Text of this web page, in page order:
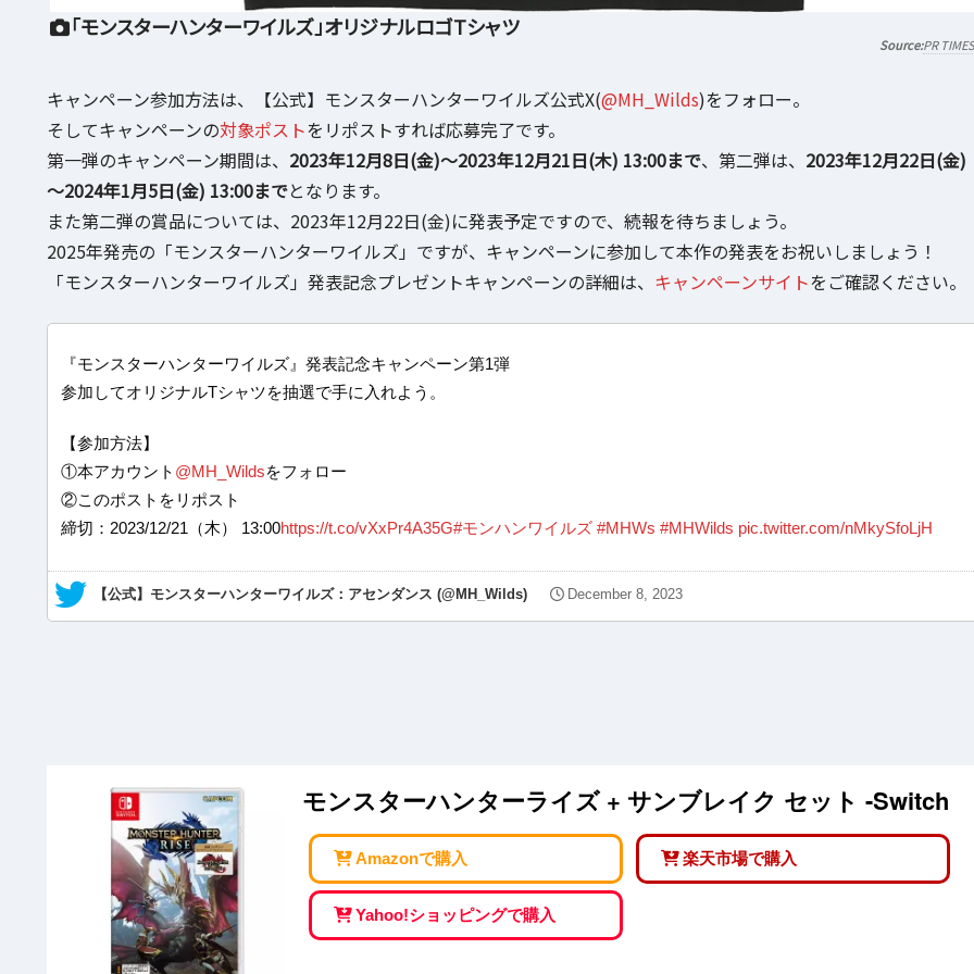
「モンスターハンターワイルズ」オリジナルロゴTシャツ
PR TIMES
キャンペーン参加方法は、【公式】モンスターハンターワイルズ公式X(@MH_Wilds)をフォロー。
そしてキャンペーンの対象ポストをリポストすれば応募完了です。
第一弾のキャンペーン期間は、 2023年12月8日(金)～2023年12月21日(木) 13:00まで、第二弾は、 2023年12月22日(金)
～2024年1月5日(金) 13:00までとなります。
また第二弾の賞品については、2023年12月22日(金)に発表予定ですので、続報を待ちましょう。
2025年発売の「モンスターハンターワイルズ」ですが、キャンペーンに参加して本作の発表をお祝いしましょう！
「モンスターハンターワイルズ」発表記念プレゼントキャンペーンの詳細は、 キャンペーンサイトをご確認ください。
『モンスターハンターワイルズ』発表記念キャンペーン第1弾
参加してオリジナルTシャツを抽選で手に入れよう。
【参加方法】
①本アカウント @MH_Wildsをフォロー
②このポストをリポスト
締切：2023/12/21（木） 13:00https://t.co/vXxPr4A35G#モンハンワイルズ #MHWs #MHWilds pic.twitter.com/nMkySfoLjH
— 【公式】モンスターハンターワイルズ：アセンダンス (@MH_Wilds) December 8, 2023
モンスターハンターライズ + サンブレイク セット -Switch
Amazonで購入 楽天市場で購入
Yahoo!ショッピングで購入